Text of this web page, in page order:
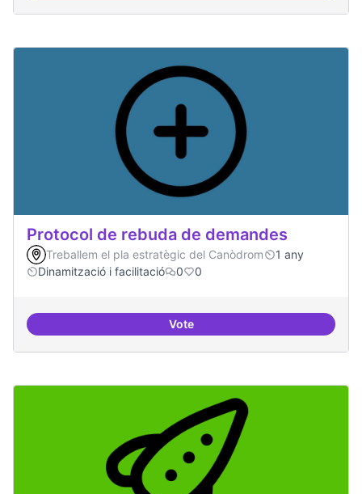
Protocol de rebuda de demandes
Treballem el pla estratègic del Canòdrom
1 any
Dinamització i facilitació
0 0
VoteProtocol de rebuda de demandes